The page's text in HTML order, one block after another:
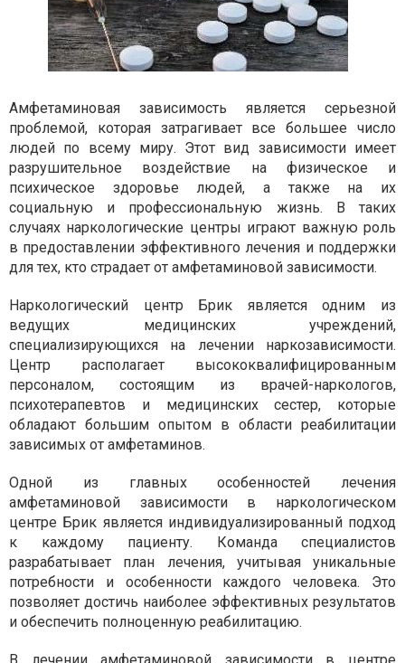
Амфетаминовая зависимость является серьезной
проблемой, которая затрагивает все большее число
людей по всему миру. Этот вид зависимости имеет
разрушительное воздействие на физическое и
психическое здоровье людей, а также на их
социальную и профессиональную жизнь. В таких
случаях наркологические центры играют важную роль
в предоставлении эффективного лечения и поддержки
для тех, кто страдает от амфетаминовой зависимости.
Наркологический центр Брик является одним из
ведущих медицинских учреждений,
специализирующихся на лечении наркозависимости.
Центр располагает высококвалифицированным
персоналом, состоящим из врачей-наркологов,
психотерапевтов и медицинских сестер, которые
обладают большим опытом в области реабилитации
зависимых от амфетаминов.
Одной из главных особенностей лечения
амфетаминовой зависимости в наркологическом
центре Брик является индивидуализированный подход
к каждому пациенту. Команда специалистов
разрабатывает план лечения, учитывая уникальные
потребности и особенности каждого человека. Это
позволяет достичь наиболее эффективных результатов
и обеспечить полноценную реабилитацию.
В лечении амфетаминовой зависимости в центре